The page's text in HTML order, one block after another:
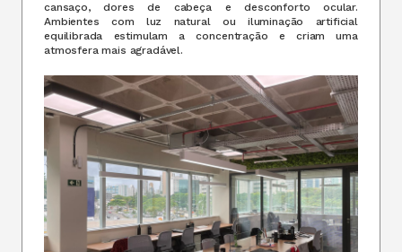
cansaço, dores de cabeça e desconforto ocular.
Ambientes com luz natural ou iluminação artificial
equilibrada estimulam a concentração e criam uma
atmosfera mais agradável.